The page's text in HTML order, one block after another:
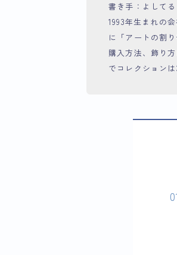
書き手：よしてる
1993年生まれの
に「アートの割
購入方法、飾り
でコレクションは